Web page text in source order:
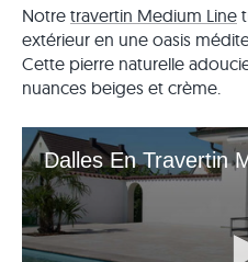
Notre travertin Medium Line
extérieur en une oasis
Cette pierre naturelle
nuances beiges et crème.
Dalles En Travertin